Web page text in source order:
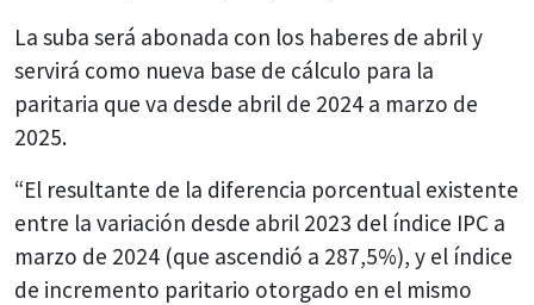
La suba será abonada con los haberes de abril y
servirá como nueva base de cálculo para la
paritaria que va desde abril de 2024 a marzo de
2025.
“El resultante de la diferencia porcentual existente
entre la variación desde abril 2023 del índice IPC a
marzo de 2024 (que ascendió a 287,5%), y el índice
de incremento paritario otorgado en el mismo